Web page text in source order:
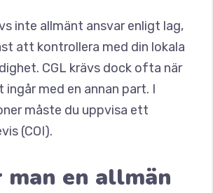
inte allmänt ansvar enligt lag,
att kontrollera med din lokala
CGL krävs dock ofta när
med en annan part. I
måste du uppvisa ett
(COI).
en allmän